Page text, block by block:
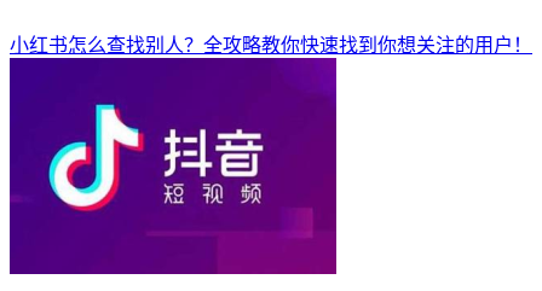
小红书怎么查找别人？全攻略教你快速找到你想关注的用户！